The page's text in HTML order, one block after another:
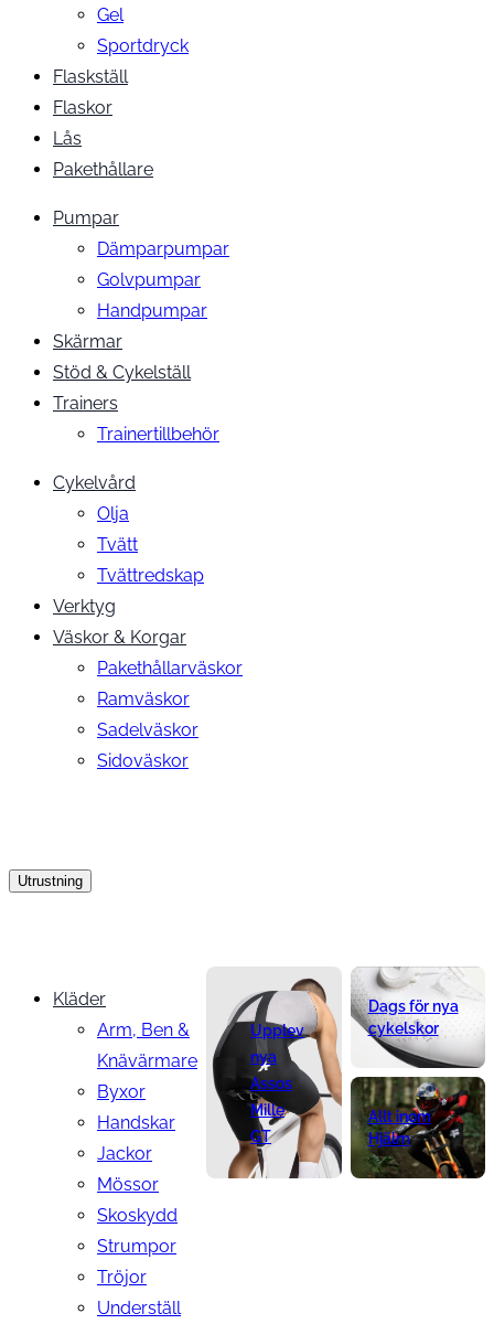
Gel
Sportdryck
Flaskställ
Flaskor
Lås
Pakethållare
Pumpar
Dämparpumpar
Golvpumpar
Handpumpar
Skärmar
Stöd & Cykelställ
Trainers
Trainertillbehör
Cykelvård
Olja
Tvätt
Tvättredskap
Verktyg
Väskor & Korgar
Pakethållarväskor
Ramväskor
Sadelväskor
Sidoväskor
Utrustning
Kläder
Arm, Ben &
Knävärmare
Byxor
Handskar
Jackor
Mössor
Skoskydd
Strumpor
Tröjor
Underställ
Upplev
nya
Assos
Mille
GT
Dags för nya
cykelskor
Allt inom
Hjälm